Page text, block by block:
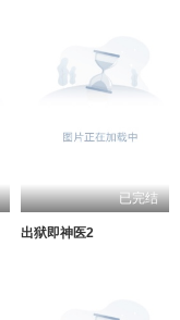
已完结
出狱即神医2